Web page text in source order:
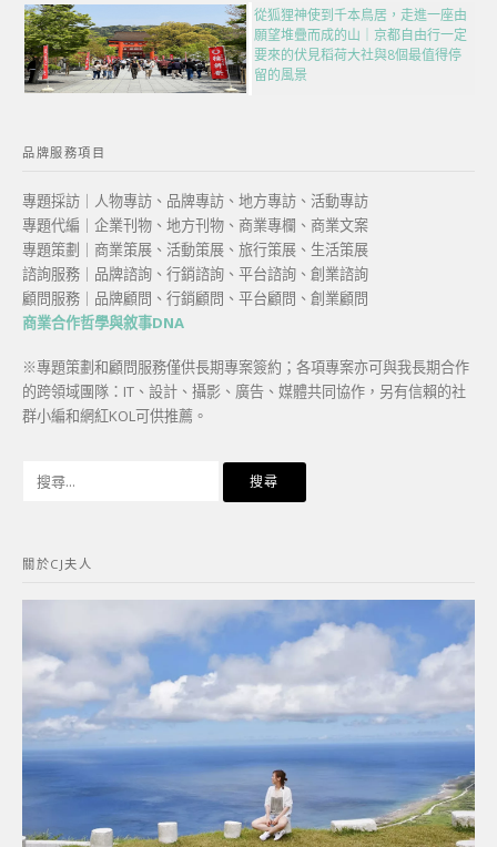
從狐狸神使到千本鳥居，走進一座由
願望堆疊而成的山｜京都自由行一定
要來的伏見稻荷大社與8個最值得停
留的風景
品牌服務項目
專題採訪｜人物專訪、品牌專訪、地方專訪、活動專訪
專題代編｜企業刊物、地方刊物、商業專欄、商業文案
專題策劃｜商業策展、活動策展、旅行策展、生活策展
諮詢服務｜品牌諮詢、行銷諮詢、平台諮詢、創業諮詢
顧問服務｜品牌顧問、行銷顧問、平台顧問、創業顧問
商業合作哲學與敘事DNA
※專題策劃和顧問服務僅供長期專案簽約；各項專案亦可與我長期合作
的跨領域團隊：IT、設計、攝影、廣告、媒體共同協作，另有信賴的社
群小編和網紅KOL可供推薦。
字:
關於CJ夫人